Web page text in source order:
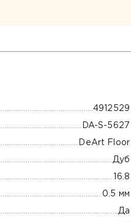
4912529
DA-S-5627
DeArt Floor
Дуб
16.8
0.5 мм
Да